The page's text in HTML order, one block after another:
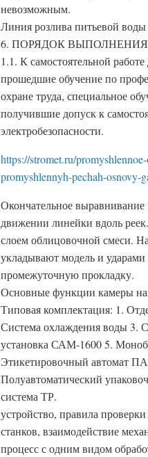
невозможным.
Линия розлива питьевой
6. ПОРЯДОК
1.1. К самостоятельной
прошедшие обучение по
охране труда, специальное
получившие допуск к
электробезопасности.
https://stromet.ru/
promyshlennyh-pechah-osnovy-
Окончательное выравнивание
движении линейки вдоль
слоем облицовочной смеси.
укладывают модель и
промежуточную прокладку.
Основные функции камеры
Типовая комплектация: 1.
Система охлаждения воды 3.
установка САМ-1600 5.
Этикетировочный автомат
Полуавтоматический
система ТР.
устройство, правила
станков, взаимодействие
процесс с одним видом